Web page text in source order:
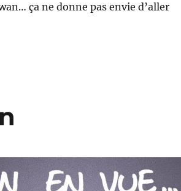
ça ne donne pas envie d’aller